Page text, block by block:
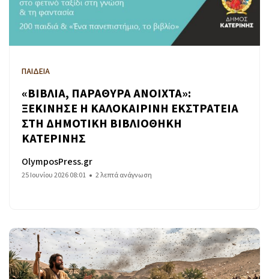
ΠΑΙΔΕΙΑ
«ΒΙΒΛΙΑ, ΠΑΡΑΘΥΡΑ ΑΝΟΙΧΤΑ»:
ΞΕΚΙΝΗΣΕ Η ΚΑΛΟΚΑΙΡΙΝΗ ΕΚΣΤΡΑΤΕΙΑ
ΣΤΗ ΔΗΜΟΤΙΚΗ ΒΙΒΛΙΟΘΗΚΗ
ΚΑΤΕΡΙΝΗΣ
OlymposPress.gr
25 Ιουνίου 2026 08:01 2 λεπτά ανάγνωση